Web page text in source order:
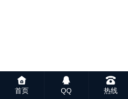
首页 QQ 热线